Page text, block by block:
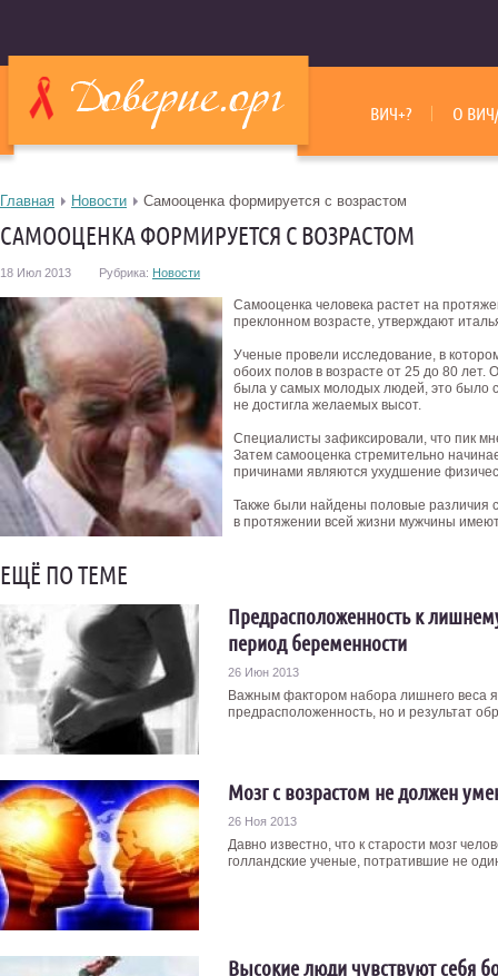
ВИЧ+? О
Главная Новости Самооценка формируется с возрастом
САМООЦЕНКА ФОРМИРУЕТСЯ С ВОЗРАСТОМ
18 Июл 2013 Рубрика: Новости
Самооценка человека растет на
преклонном возрасте, утверждают
Ученые провели исследование, в
обоих полов в возрасте от 25 до 80 лет.
была у самых молодых людей, это было
не достигла желаемых высот.
Специалисты зафиксировали, что пик
Затем самооценка стремительно
причинами являются ухудшение
Также были найдены половые различия
в протяжении всей жизни мужчины
ЕЩЁ ПО ТЕМЕ
Предрасположенность к
период беременности
26 Июн 2013
Важным фактором набора лишнего веса
предрасположенность, но и результат
Мозг с возрастом не должен
26 Ноя 2013
Давно известно, что к старости мозг
голландские ученые, потратившие не
Высокие люди чувствуют себя